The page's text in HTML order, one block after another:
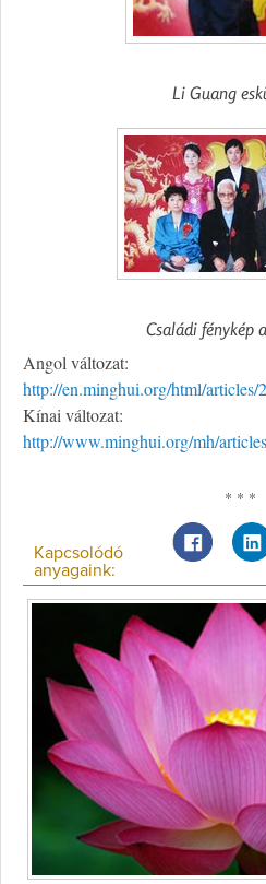
Li Guang
Családi fénykép
Angol változat:
http://en.minghui.org/html/
Kínai változat:
http://www.minghui.org/mh/
* * *
Kapcsolódó
anyagaink: